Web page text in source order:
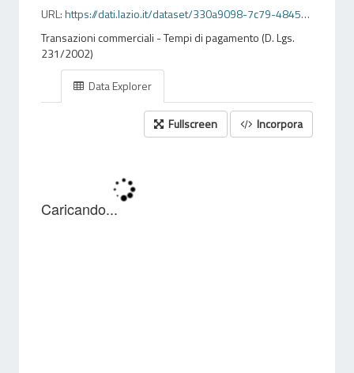
URL:https://dati.lazio.it/dataset/330a9098-7c79-4845-878d-1d9df0250bb3/resource/aacb240b-4fd8-4ae8-8483-fa0e5bb9b03e/download/tempidiritardatopagamento2018.csv
Transazioni commerciali - Tempi di pagamento (D. Lgs.
231/2002)
Data Explorer
Fullscreen Incorpora